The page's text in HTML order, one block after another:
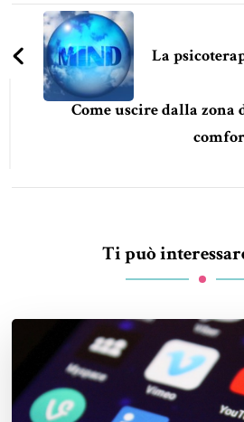
Navigazione
articoli
La
Come uscire dalla zona
Ti può